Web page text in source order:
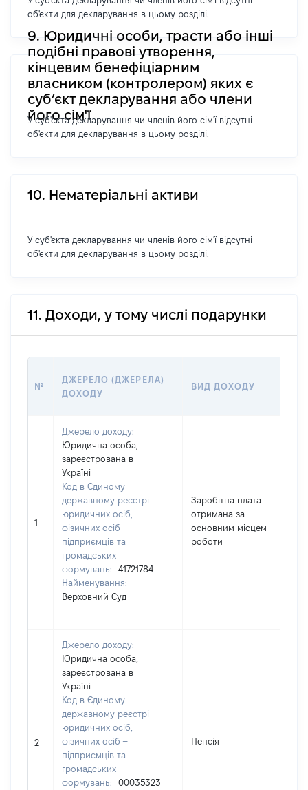
об'єкти для декларування в цьому розділі.
9. Юридичні особи, трасти або інші
подібні правові утворення,
кінцевим бенефіціарним
власником (контролером) яких є
суб’єкт декларування або члени
його сім'ї
У суб'єкта декларування чи членів його сім'ї відсутні
об'єкти для декларування в цьому розділі.
10. Нематеріальні активи
У суб'єкта декларування чи членів його сім'ї відсутні
об'єкти для декларування в цьому розділі.
11. Доходи, у тому числі подарунки
№
ДЖЕРЕЛО (ДЖЕРЕЛА)
ДОХОДУ
ВИД ДОХОДУ
1
Джерело доходу:
Юридична особа,
зареєстрована в
Україні
Код в Єдиному
державному реєстрі
юридичних осіб,
фізичних осіб –
підприємців та
громадських
формувань:
41721784
Найменування:
Верховний Суд
Заробітна плата
отримана за
основним місцем
роботи
2
Джерело доходу:
Юридична особа,
зареєстрована в
Україні
Код в Єдиному
державному реєстрі
юридичних осіб,
фізичних осіб –
підприємців та
громадських
формувань:
00035323
Пенсія